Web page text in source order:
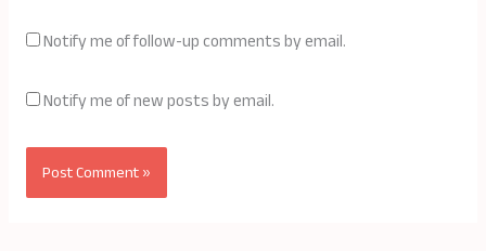
Notify me of follow-up comments by email.
Notify me of new posts by email.